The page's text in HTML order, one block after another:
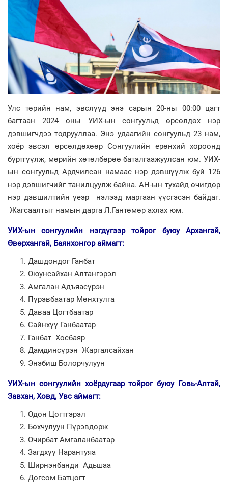
Улс төрийн нам, эвслүүд энэ сарын 20-ны 00:00 цагт
багтаан 2024 оны УИХ-ын сонгуульд өрсөлдөх нэр
дэвшигчдээ тодрууллаа. Энэ удаагийн сонгуульд 23 нам,
хоёр эвсэл өрсөлдөхөөр Сонгуулийн ерөнхий хороонд
бүртгүүлж, мөрийн хөтөлбөрөө баталгаажуулсан юм. УИХ-
ын сонгуульд Ардчилсан намаас нэр дэвшүүлж буй 126
нэр дэвшигчийг танилцуулж байна. АН-ын тухайд өчигдөр
нэр дэвшилтийн үеэр нэлээд маргаан үүсгэсэн байдаг.
Жагсаалтыг намын дарга Л.Гантөмөр ахлах юм.
УИХ-ын сонгуулийн нэгдүгээр тойрог буюу Архангай,
Өвөрхангай, Баянхонгор аймагт:
Дашдондог Ганбат
Оюунсайхан Алтангэрэл
Амгалан Адъяасүрэн
Пүрэвбаатар Мөнхтулга
Даваа Цогтбаатар
Сайнхүү Ганбаатар
Ганбат Хосбаяр
Дамдинсүрэн Жаргалсайхан
Энэбиш Болорчулуун
УИХ-ын сонгуулийн хоёрдугаар тойрог буюу Говь-Алтай,
Завхан, Ховд, Увс аймагт:
Одон Цогтгэрэл
Бөхчулуун Пүрэвдорж
Очирбат Амгаланбаатар
Загдхүү Нарантуяа
Ширнэнбанди Адьшаа
Догсом Батцогт